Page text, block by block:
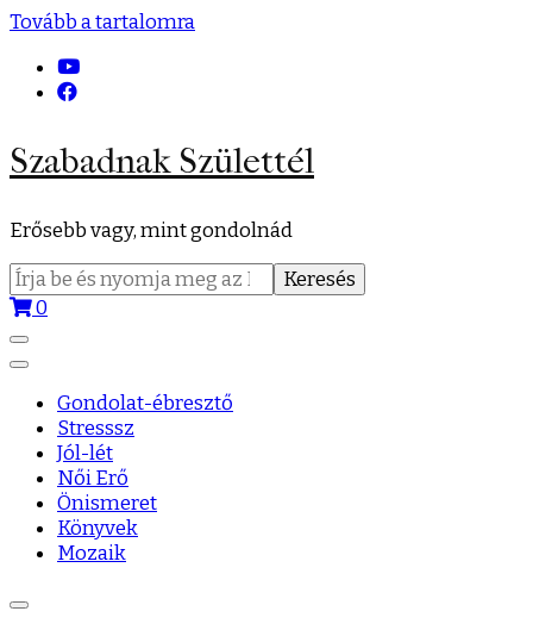
Tovább a tartalomra
Szabadnak Születtél
Erősebb vagy, mint gondolnád
Keresés:
0
Gondolat-ébresztő
Stresssz
Jól-lét
Női Erő
Önismeret
Könyvek
Mozaik